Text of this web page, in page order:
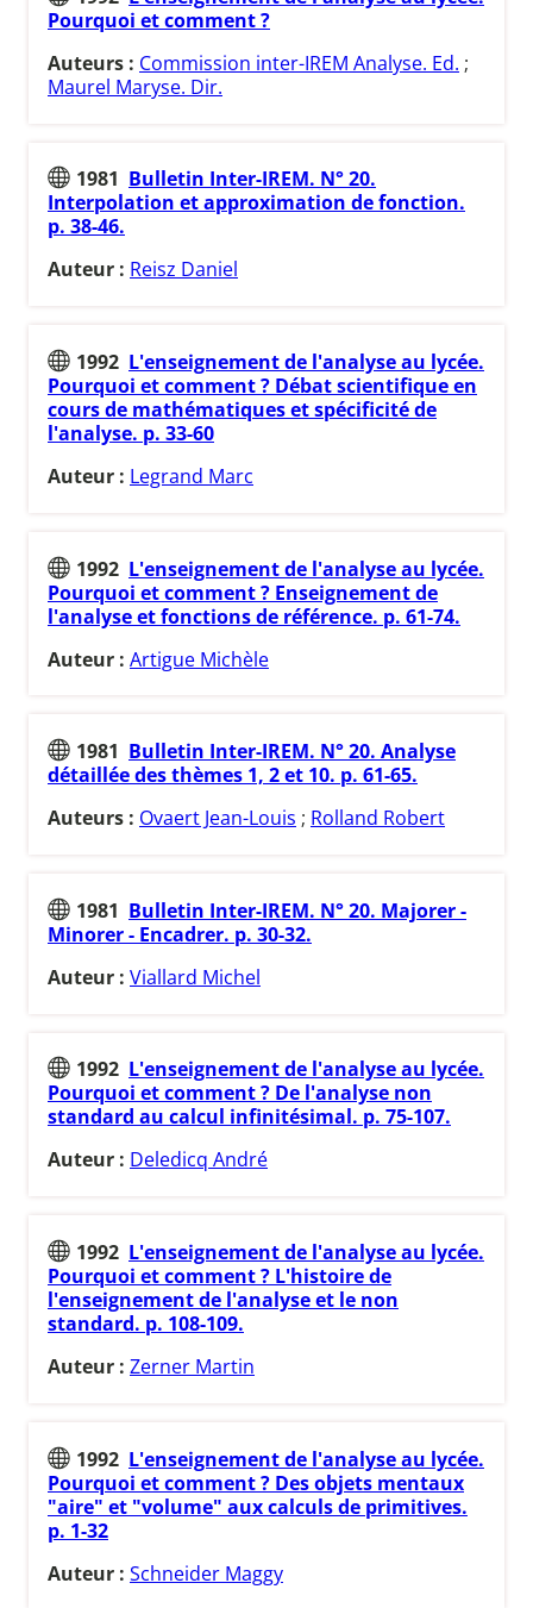
Pourquoi et comment ?
Auteurs : Commission inter-IREM Analyse. Ed. ;
Maurel Maryse. Dir.
1981 Bulletin Inter-IREM. N° 20.
Interpolation et approximation de fonction.
p. 38-46.
Auteur : Reisz Daniel
1992 L'enseignement de l'analyse au lycée.
Pourquoi et comment ? Débat scientifique en
cours de mathématiques et spécificité de
l'analyse. p. 33-60
Auteur : Legrand Marc
1992 L'enseignement de l'analyse au lycée.
Pourquoi et comment ? Enseignement de
l'analyse et fonctions de référence. p. 61-74.
Auteur : Artigue Michèle
1981 Bulletin Inter-IREM. N° 20. Analyse
détaillée des thèmes 1, 2 et 10. p. 61-65.
Auteurs : Ovaert Jean-Louis ; Rolland Robert
1981 Bulletin Inter-IREM. N° 20. Majorer -
Minorer - Encadrer. p. 30-32.
Auteur : Viallard Michel
1992 L'enseignement de l'analyse au lycée.
Pourquoi et comment ? De l'analyse non
standard au calcul infinitésimal. p. 75-107.
Auteur : Deledicq André
1992 L'enseignement de l'analyse au lycée.
Pourquoi et comment ? L'histoire de
l'enseignement de l'analyse et le non
standard. p. 108-109.
Auteur : Zerner Martin
1992 L'enseignement de l'analyse au lycée.
Pourquoi et comment ? Des objets mentaux
"aire" et "volume" aux calculs de primitives.
p. 1-32
Auteur : Schneider Maggy